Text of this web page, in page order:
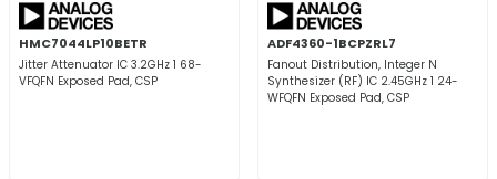
HMC7044LP10BETR
Jitter Attenuator IC 3.2GHz 1 68-
VFQFN Exposed Pad, CSP
ADF4360-1BCPZRL7
Fanout Distribution, Integer N
Synthesizer (RF) IC 2.45GHz 1 24-
WFQFN Exposed Pad, CSP